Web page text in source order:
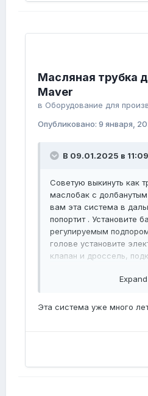
Масляная трубка
Maver
в Оборудование для
Опубликовано: 9 января,
В 09.01.2025 в 11:09,
Советую выкинуть как
маслобак с
вам эта система в
попортит . Установите
регулируемым
голове установите
клапан и дроссель,
импульсный насос
пневматики, только по
Expand
Эта система уже много